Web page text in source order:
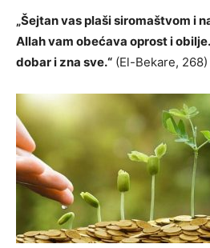
„Šejtan vas plaši siromaštvom i
Allah vam obećava oprost i
dobar i zna sve.“ (El-Bekare, 268)